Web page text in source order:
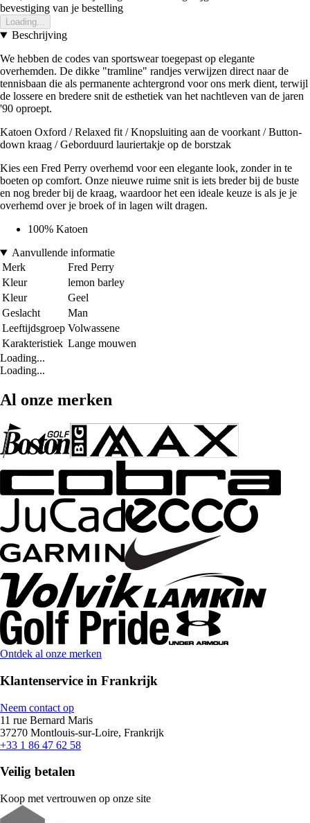
bevestiging van je bestelling
Loading...
Beschrijving
We hebben de codes van sportswear toegepast op elegante
overhemden. De dikke "tramline" randjes verwijzen direct naar de
tennisbaan die als permanente achtergrond voor ons merk dient, terwijl
de lossere en bredere snit de esthetiek van het nachtleven van de jaren
'90 oproept.
Katoen Oxford / Relaxed fit / Knopsluiting aan de voorkant / Button-
down kraag / Geborduurd lauriertakje op de borstzak
Kies een Fred Perry overhemd voor een elegante look, zonder in te
boeten op comfort. Onze nieuwe ruime snit is iets breder bij de buste
en nog breder bij de kraag, waardoor het een ideale keuze is als je je
overhemd over je broek of in lagen wilt dragen.
100% Katoen
Aanvullende informatie
Merk
Fred Perry
Kleur
lemon barley
Kleur
Geel
Geslacht
Man
Leeftijdsgroep Volwassene
Karakteristiek Lange mouwen
Loading...
Loading...
Al onze merken
Ontdek al onze merken
Klantenservice in Frankrijk
Neem contact op
11 rue Bernard Maris
37270 Montlouis-sur-Loire, Frankrijk
+33 1 86 47 62 58
Veilig betalen
Koop met vertrouwen op onze site